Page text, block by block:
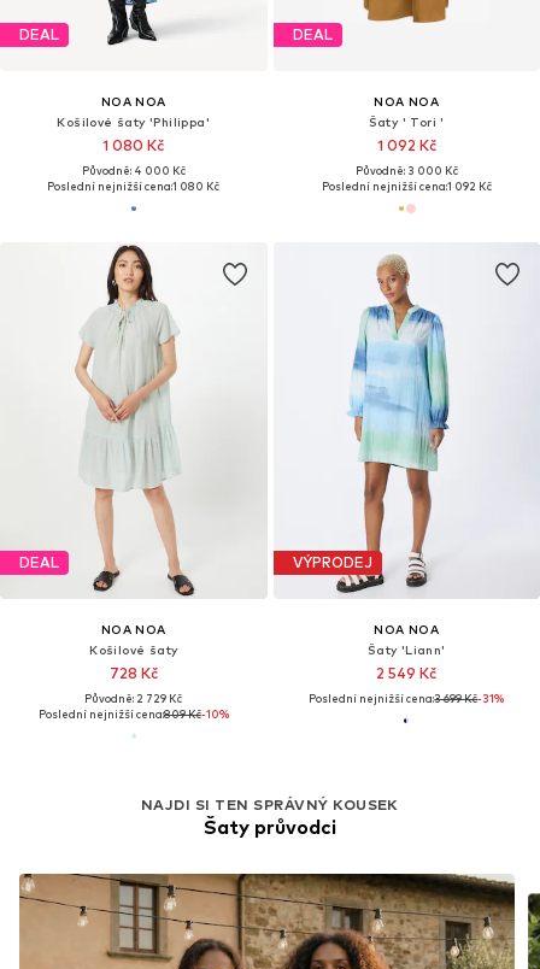
DEAL
NOA NOA
Košilové šaty 'Philippa'
1 080 Kč
Původně: 4 000 Kč
Poslední nejnižší cena:1 080 Kč
DEAL
NOA NOA
Šaty ' Tori '
1 092 Kč
Původně: 3 000 Kč
Poslední nejnižší cena:1 092 Kč
DEAL
NOA NOA
Košilové šaty
728 Kč
Původně: 2 729 Kč
Poslední nejnižší cena:809 Kč-10%
VÝPRODEJ
NOA NOA
Šaty 'Liann'
2 549 Kč
Poslední nejnižší cena:3 699 Kč-31%
NAJDI SI TEN SPRÁVNÝ KOUSEK
Šaty průvodci